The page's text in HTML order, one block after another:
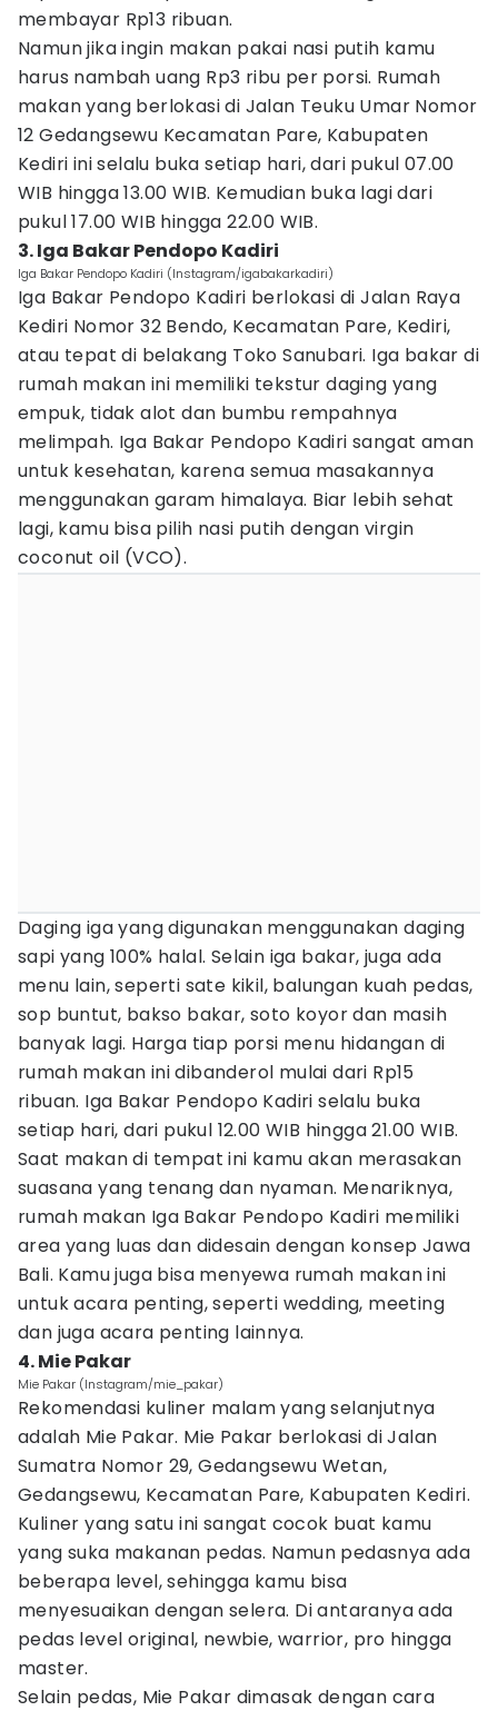
membayar Rp13 ribuan.
Namun jika ingin makan pakai nasi putih kamu
harus nambah uang Rp3 ribu per porsi. Rumah
makan yang berlokasi di Jalan Teuku Umar Nomor
12 Gedangsewu Kecamatan Pare, Kabupaten
Kediri ini selalu buka setiap hari, dari pukul 07.00
WIB hingga 13.00 WIB. Kemudian buka lagi dari
pukul 17.00 WIB hingga 22.00 WIB.
3. Iga Bakar Pendopo Kadiri
Iga Bakar Pendopo Kadiri (Instagram/igabakarkadiri)
Iga Bakar Pendopo Kadiri berlokasi di Jalan Raya
Kediri Nomor 32 Bendo, Kecamatan Pare, Kediri,
atau tepat di belakang Toko Sanubari. Iga bakar di
rumah makan ini memiliki tekstur daging yang
empuk, tidak alot dan bumbu rempahnya
melimpah. Iga Bakar Pendopo Kadiri sangat aman
untuk kesehatan, karena semua masakannya
menggunakan garam himalaya. Biar lebih sehat
lagi, kamu bisa pilih nasi putih dengan virgin
coconut oil (VCO).
Daging iga yang digunakan menggunakan daging
sapi yang 100% halal. Selain iga bakar, juga ada
menu lain, seperti sate kikil, balungan kuah pedas,
sop buntut, bakso bakar, soto koyor dan masih
banyak lagi. Harga tiap porsi menu hidangan di
rumah makan ini dibanderol mulai dari Rp15
ribuan. Iga Bakar Pendopo Kadiri selalu buka
setiap hari, dari pukul 12.00 WIB hingga 21.00 WIB.
Saat makan di tempat ini kamu akan merasakan
suasana yang tenang dan nyaman. Menariknya,
rumah makan Iga Bakar Pendopo Kadiri memiliki
area yang luas dan didesain dengan konsep Jawa
Bali. Kamu juga bisa menyewa rumah makan ini
untuk acara penting, seperti wedding, meeting
dan juga acara penting lainnya.
4. Mie Pakar
Mie Pakar (Instagram/mie_pakar)
Rekomendasi kuliner malam yang selanjutnya
adalah Mie Pakar. Mie Pakar berlokasi di Jalan
Sumatra Nomor 29, Gedangsewu Wetan,
Gedangsewu, Kecamatan Pare, Kabupaten Kediri.
Kuliner yang satu ini sangat cocok buat kamu
yang suka makanan pedas. Namun pedasnya ada
beberapa level, sehingga kamu bisa
menyesuaikan dengan selera. Di antaranya ada
pedas level original, newbie, warrior, pro hingga
master.
Selain pedas, Mie Pakar dimasak dengan cara